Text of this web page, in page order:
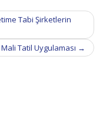
Tabi Şirketlerin
Mali Tatil Uygulaması →